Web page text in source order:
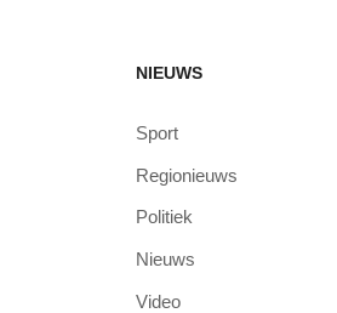
NIEUWS
Sport
Regionieuws
Politiek
Nieuws
Video